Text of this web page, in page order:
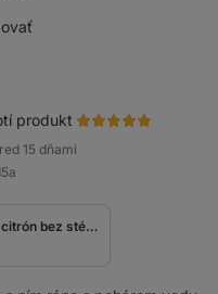
prínosnú
produkt
15 dňami
Pomaranč & citrón bez stévie